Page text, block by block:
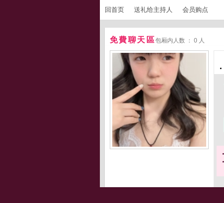
回首页 送礼给主持人 会员购点
免費聊天區包厢内人数 ： 0 人